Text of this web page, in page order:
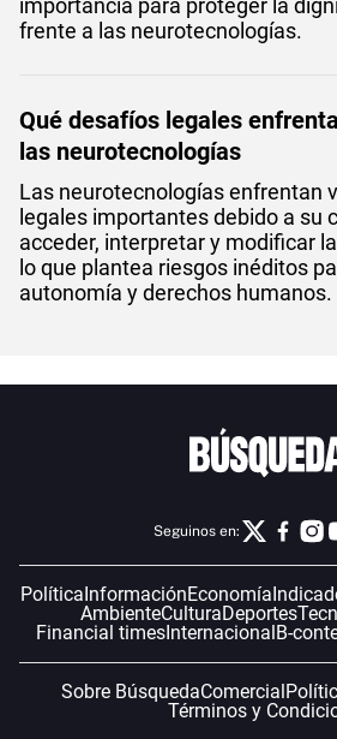
importancia para proteger la
frente a las neurotecnologías.
Qué desafíos legales
las neurotecnologías
Las neurotecnologías enfrentan
legales importantes debido a su
acceder, interpretar y modificar
lo que plantea riesgos inéditos
autonomía y derechos humanos.
Seguinos en:
Política InformaciónEconomía
AmbienteCulturaDeportes
Financial timesInternacional B-
Sobre BúsquedaComercial
Términos y